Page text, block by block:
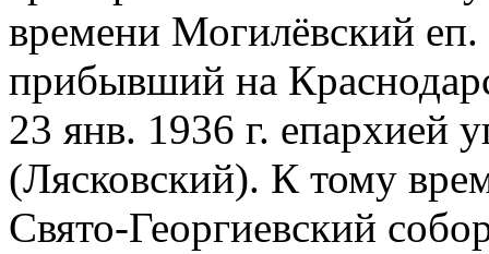
времени Могилёвский еп.
прибывший на
23 янв. 1936 г. епархией
(Лясковский). К тому
Свято-Георгиевский